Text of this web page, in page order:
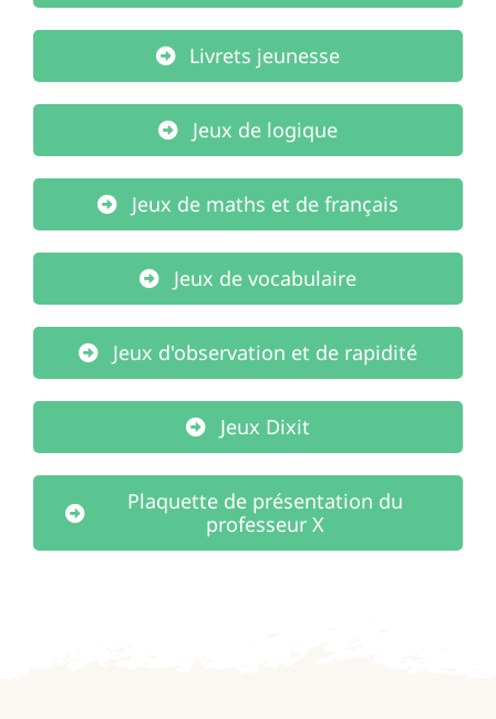
Livrets jeunesse
Jeux de logique
Jeux de maths et de français
Jeux de vocabulaire
Jeux d'observation et de rapidité
Jeux Dixit
Plaquette de présentation du
professeur X